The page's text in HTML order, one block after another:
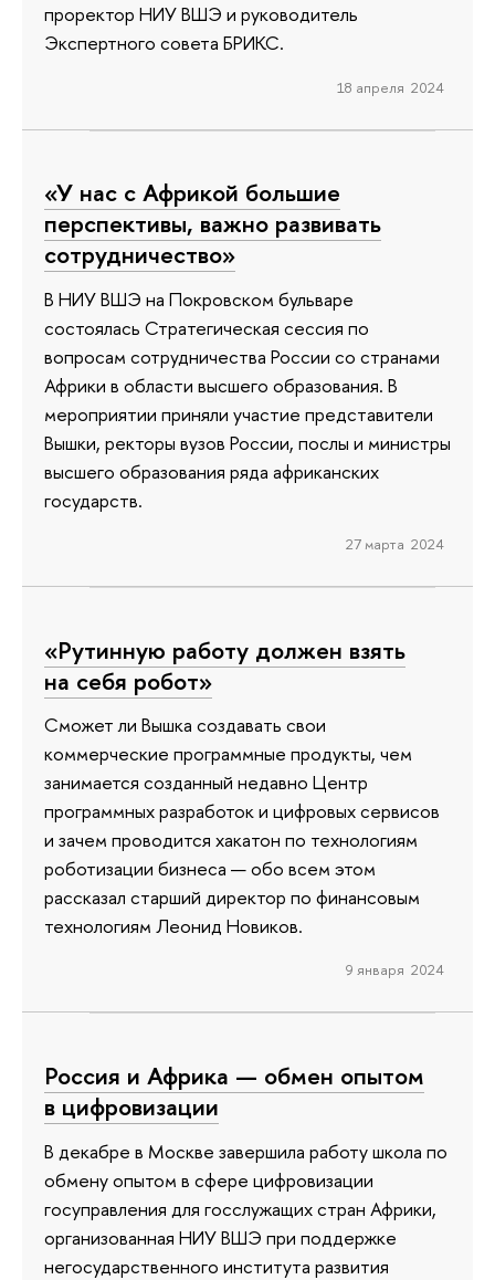
проректор НИУ ВШЭ и руководитель
Экспертного совета БРИКС.
18 апреля 2024
«У нас с Африкой большие
перспективы, важно развивать
сотрудничество»
В НИУ ВШЭ на Покровском бульваре
состоялась Стратегическая сессия по
вопросам сотрудничества России со странами
Африки в области высшего образования. В
мероприятии приняли участие представители
Вышки, ректоры вузов России, послы и министры
высшего образования ряда африканских
государств.
27 марта 2024
«Рутинную работу должен взять
на себя робот»
Сможет ли Вышка создавать свои
коммерческие программные продукты, чем
занимается созданный недавно Центр
программных разработок и цифровых сервисов
и зачем проводится хакатон по технологиям
роботизации бизнеса — обо всем этом
рассказал старший директор по финансовым
технологиям Леонид Новиков.
9 января 2024
Россия и Африка — обмен опытом
в цифровизации
В декабре в Москве завершила работу школа по
обмену опытом в сфере цифровизации
госуправления для госслужащих стран Африки,
организованная НИУ ВШЭ при поддержке
негосударственного института развития